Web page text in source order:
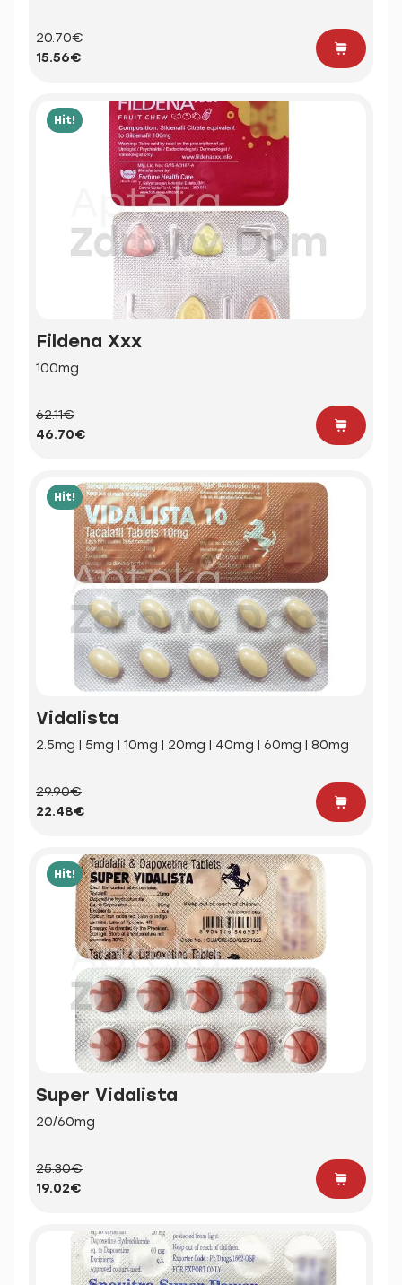
20.70€
15.56€
Hit!
Fildena Xxx
100mg
62.11€
46.70€
Hit!
Vidalista
2.5mg | 5mg | 10mg | 20mg | 40mg | 60mg | 80mg
29.90€
22.48€
Hit!
Super Vidalista
20/60mg
25.30€
19.02€